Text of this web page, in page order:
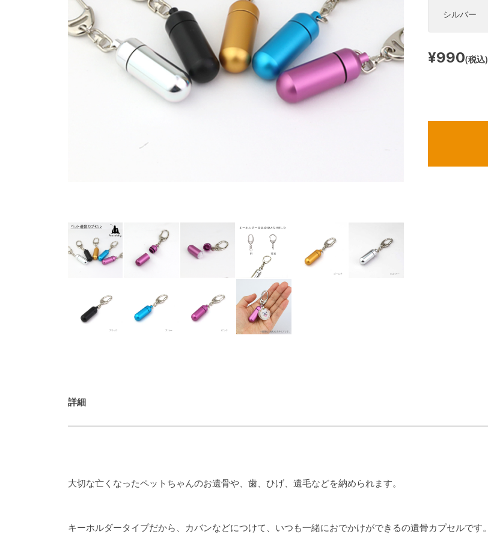
¥990(税込)
詳細
大切な亡くなったペットちゃんのお遺骨や、歯、ひげ、遺毛などを納められます。
キーホルダータイプだから、カバンなどにつけて、いつも一緒におでかけができるの遺骨カプセルです。